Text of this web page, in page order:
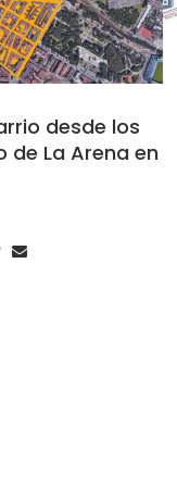
desde los
de La Arena en